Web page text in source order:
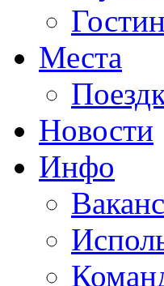
Места
Новости
Инфо